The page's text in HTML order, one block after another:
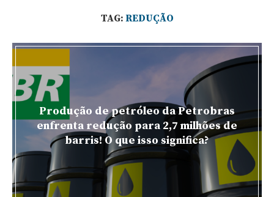
TAG: REDUÇÃO
Produção de petróleo da Petrobras
enfrenta redução para 2,7 milhões de
barris! O que isso significa?